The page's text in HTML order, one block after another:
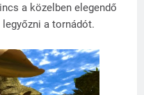
a közelben elegendő
a tornádót.